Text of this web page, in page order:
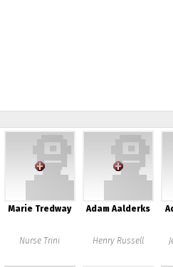
Marie Tredway
Nurse Trini
Adam Aalderks
Henry Russell